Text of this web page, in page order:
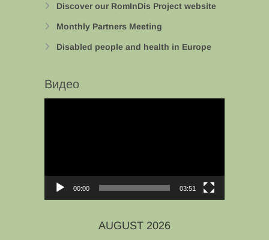
Discover our RomInDis Project website
Monthly Partners Meeting
Disabled people and health in Europe
Видео
00:00 03:51
AUGUST 2026